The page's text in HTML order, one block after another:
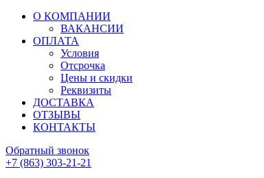
О КОМПАНИИ
ВАКАНСИИ
ОПЛАТА
Условия
Отсрочка
Цены и скидки
Реквизиты
ДОСТАВКА
ОТЗЫВЫ
КОНТАКТЫ
Обратный звонок
+7 (863) 303-21-21